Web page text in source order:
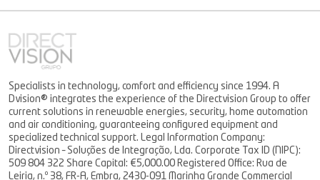
Specialists in technology, comfort and efficiency since 1994. A
Dvision® integrates the experience of the Directvision Group to offer
current solutions in renewable energies, security, home automation
and air conditioning, guaranteeing configured equipment and
specialized technical support. Legal Information Company:
Directvision – Soluções de Integração, Lda. Corporate Tax ID (NIPC):
509 804 322 Share Capital: €5,000.00 Registered Office: Rua de
Leiria, n.º 38, FR-A, Embra, 2430-091 Marinha Grande Commercial